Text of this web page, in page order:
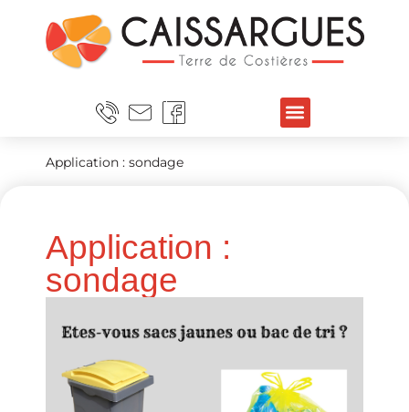
Application : sondage
Application :
sondage